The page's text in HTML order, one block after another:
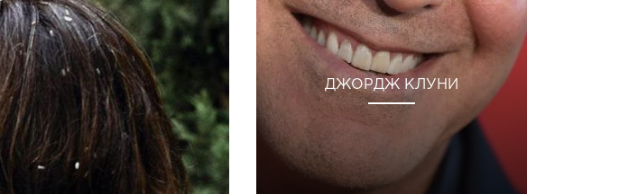
ДЖОРДЖ КЛУНИ